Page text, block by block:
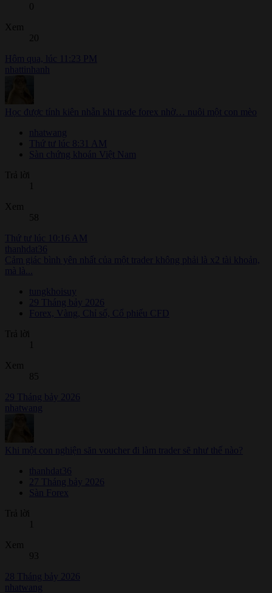
0
Xem
20
Hôm qua, lúc 11:23 PM
nhattinhanh
Học được tính kiên nhẫn khi trade forex nhờ… nuôi một con mèo
nhatwang
Thứ tư lúc 8:31 AM
Sàn chứng khoán Việt Nam
Trả lời
Xem
58
Thứ tư lúc 10:16 AM
thanhdat36
Cảm giác bình yên nhất của một trader không phải là x2 tài khoản,
mà là...
tungkhoisuy
29 Tháng bảy 2026
Forex, Vàng, Chỉ số, Cổ phiếu CFD
Trả lời
Xem
85
29 Tháng bảy 2026
nhatwang
Khi một con nghiện săn voucher đi làm trader sẽ như thế nào?
thanhdat36
27 Tháng bảy 2026
Sàn Forex
Trả lời
Xem
93
28 Tháng bảy 2026
nhatwang